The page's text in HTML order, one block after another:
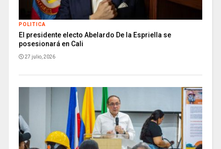
POLITICA
El presidente electo Abelardo De la Espriella se
posesionará en Cali
27 julio, 2026